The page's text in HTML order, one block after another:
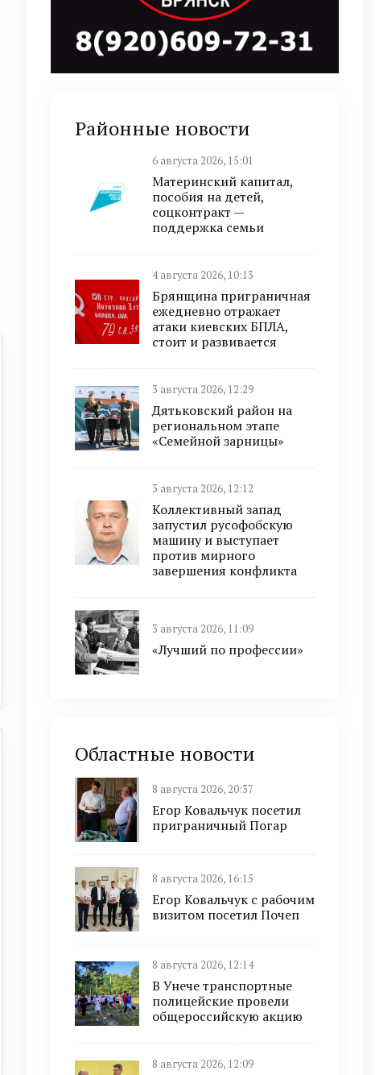
Районные новости
6 августа 2026, 15:01
Материнский капитал,
пособия на детей,
соцконтракт —
поддержка семьи
4 августа 2026, 10:13
Брянщина приграничная
ежедневно отражает
атаки киевских БПЛА,
стоит и развивается
3 августа 2026, 12:29
Дятьковский район на
региональном этапе
«Семейной зарницы»
3 августа 2026, 12:12
Коллективный запад
запустил русофобскую
машину и выступает
против мирного
завершения конфликта
3 августа 2026, 11:09
«Лучший по профессии»
Областные новости
8 августа 2026, 20:37
Егор Ковальчук посетил
приграничный Погар
8 августа 2026, 16:15
Егор Ковальчук с рабочим
визитом посетил Почеп
8 августа 2026, 12:14
В Унече транспортные
полицейские провели
общероссийскую акцию
8 августа 2026, 12:09